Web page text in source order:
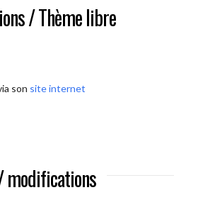
/ Thème libre
son site internet
modifications